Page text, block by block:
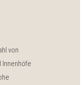
von
Innenhöfe